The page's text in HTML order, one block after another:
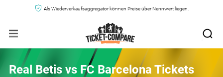
Als Wiederverkaufsaggregator können Preise über Nennwert liegen.
Real Betis vs FC Barcelona Tickets